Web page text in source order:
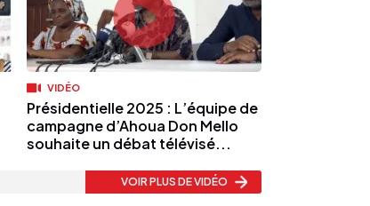
VIDÉO
Présidentielle 2025 : L’équipe de
campagne d’Ahoua Don Mello
souhaite un débat télévisé...
VOIR PLUS DE VIDÉO